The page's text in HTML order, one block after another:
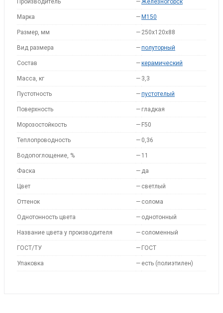
Производитель —Железногорск
Марка — M150
Размер, мм — 250x120x88
Вид размера —полуторный
Состав —керамический
Масса, кг — 3,3
Пустотность —пустотелый
Поверхность — гладкая
Морозостойкость — F50
Теплопроводность — 0,36
Водопоглощение, % — 11
Фаска — да
Цвет — светлый
Оттенок — солома
Однотонность цвета — однотонный
Название цвета у производителя — соломенный
ГОСТ/ТУ — ГОСТ
Упаковка — есть (полиэтилен)